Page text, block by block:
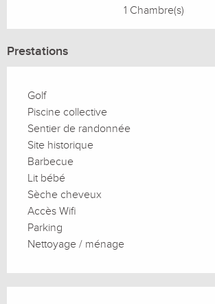
1 Chambre(s)
Prestations
Golf
Piscine collective
Sentier de randonnée
Site historique
Barbecue
Lit bébé
Sèche cheveux
Accès Wifi
Parking
Nettoyage / ménage